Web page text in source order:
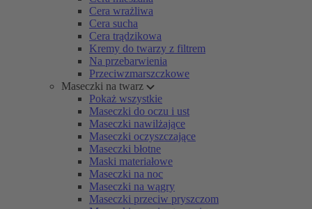
Cera wrażliwa
Cera sucha
Cera trądzikowa
Kremy do twarzy z filtrem
Na przebarwienia
Przeciwzmarszczkowe
Maseczki na twarz
Pokaż wszystkie
Maseczki do oczu i ust
Maseczki nawilżające
Maseczki oczyszczające
Maseczki błotne
Maski materiałowe
Maseczki na noc
Maseczki na wągry
Maseczki przeciw pryszczom